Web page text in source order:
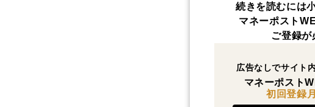
続きを読むには
マネーポスト
ご登録が
広告なしでサイト
マネーポスト
初回登録